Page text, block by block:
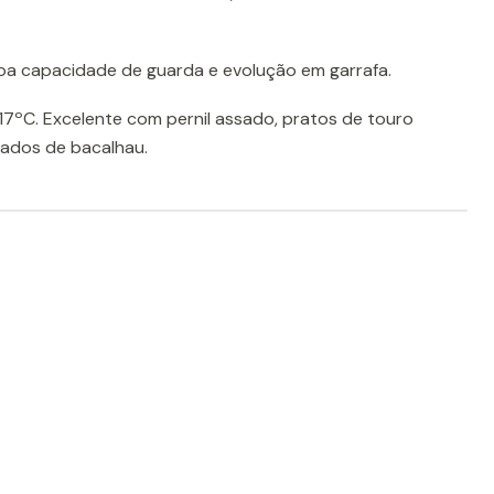
capacidade de guarda e evolução em garrafa.
Excelente com pernil assado, pratos de touro
de bacalhau.